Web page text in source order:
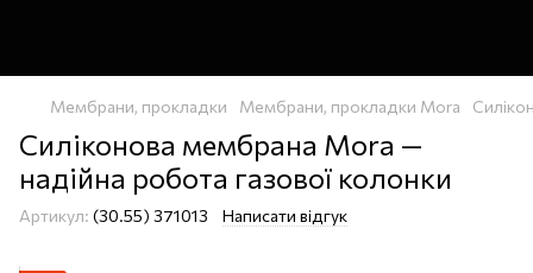
Мембрани, прокладки Мембрани, прокладки Mora
Силіконова мембрана Mora —
надійна робота газової колонки
Артикул: (30.55) 371013 Написати відгук